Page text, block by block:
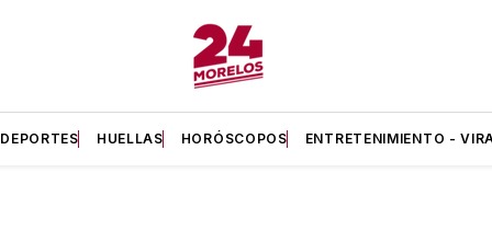
DEPORTES HUELLAS HORÓSCOPOS ENTRETENIMIENTO -